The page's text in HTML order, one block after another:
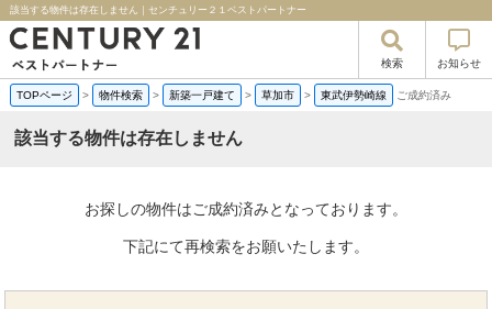
該当する物件は存在しません｜センチュリー２１ベストパートナー
検索 お知らせ
TOPページ > 物件検索 > 新築一戸建て > 草加市 > 東武伊勢崎線 ご成約済み
該当する物件は存在しません
お探しの物件はご成約済みとなっております。
下記にて再検索をお願いたします。